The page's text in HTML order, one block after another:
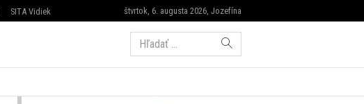
štvrtok, 6. augusta 2026, Jozefína
SITA Vidiek
Hľadať: